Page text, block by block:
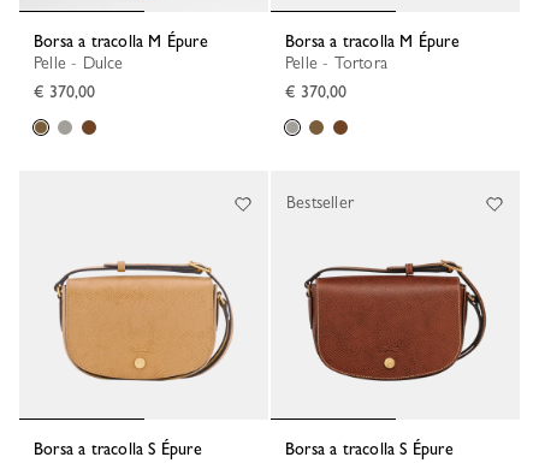
Borsa a tracolla M Épure
Pelle - Dulce
€ 370,00
Borsa a tracolla M Épure
Pelle - Tortora
€ 370,00
Borsa a tracolla S Épure
Borsa a tracolla S Épure
Bestseller